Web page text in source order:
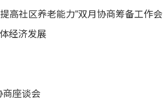
高社区养老能力”双月协商筹备工作会
经济发展
商座谈会